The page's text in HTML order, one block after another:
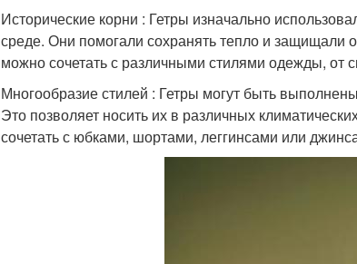
Исторические корни : Гетры изначально
среде. Они помогали сохранять тепло и защищали
можно сочетать с различными стилями одежды, от
Многообразие стилей : Гетры могут быть
Это позволяет носить их в различных
сочетать с юбками, шортами, леггинсами или